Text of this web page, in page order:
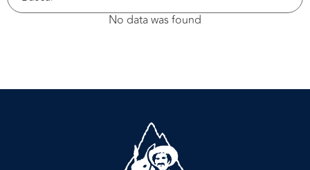
No data was found